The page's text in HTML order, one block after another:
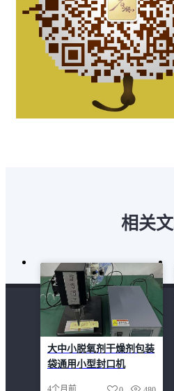
相关
大中小脱氧剂干燥剂包装
袋通用小型封口机
4个月前